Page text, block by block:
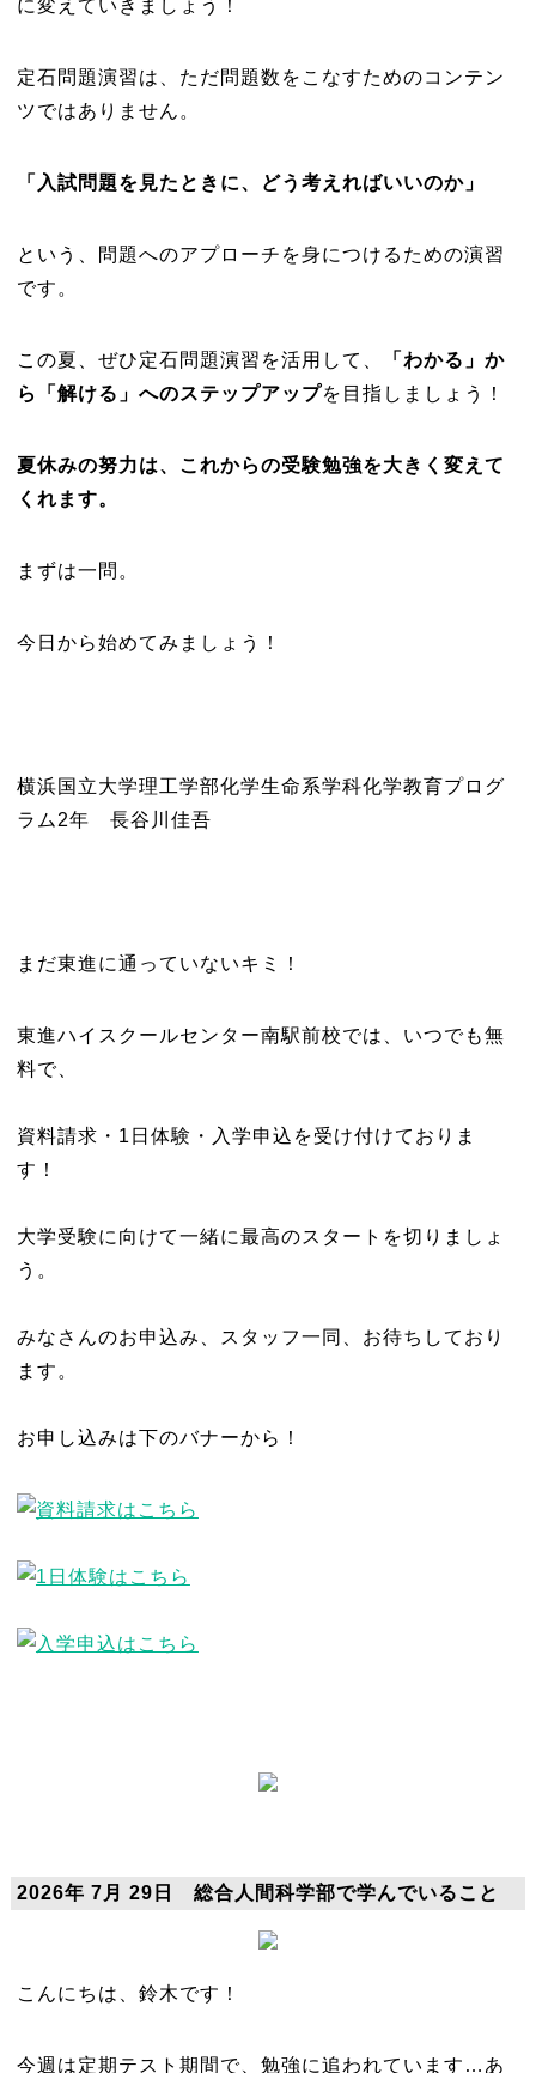
に変えていきましょう！
定石問題演習は、ただ問題数をこなすためのコンテン
ツではありません。
「入試問題を見たときに、どう考えればいいのか」
という、問題へのアプローチを身につけるための演習
です。
この夏、ぜひ定石問題演習を活用して、
「わかる」か
ら「解ける」へのステップアップを目指しましょう！
夏休みの努力は、これからの受験勉強を大きく変えて
くれます。
まずは一問。
今日から始めてみましょう！
横浜国立大学理工学部化学生命系学科化学教育プログ
ラム2年 長谷川佳吾
まだ東進に通っていないキミ！
東進ハイスクールセンター南駅前校では、いつでも無
料で、
資料請求・1日体験・入学申込を受け付けておりま
す！
大学受験に向けて一緒に最高のスタートを切りましょ
う。
みなさんのお申込み、スタッフ一同、お待ちしており
ます。
お申し込みは下のバナーから！
2026年 7月 29日 総合人間科学部で学んでいること
こんにちは、鈴木です！
今週は定期テスト期間で、勉強に追われています…あ